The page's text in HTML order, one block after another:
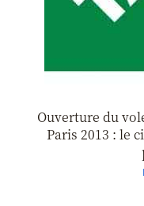
Ouverture du
Paris 2013 : le